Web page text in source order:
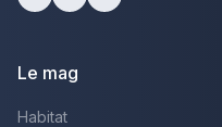
Le mag
Habitat